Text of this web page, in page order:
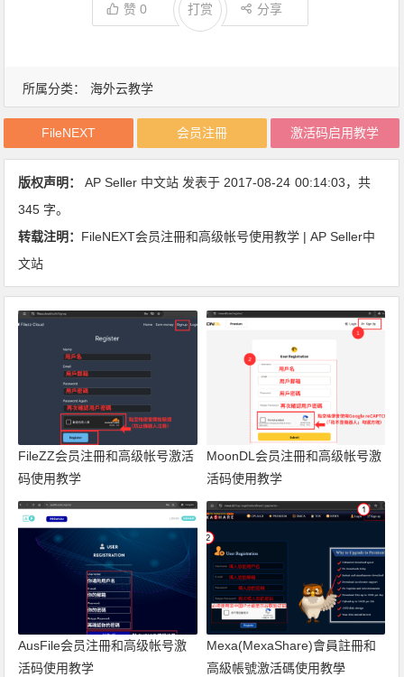
所属分类： 海外云教学
赞0 分享
打赏
FileNEXT 会员注冊 激活码启用教学
版权声明： AP Seller 中文站 发表于 2017-08-24 00:14:03，共
345 字。
转载注明： FileNEXT会员注冊和高级帐号使用教学 | AP Seller中
文站
FileZZ会员注冊和高级帐号激活
码使用教学
MoonDL会员注冊和高级帐号激
活码使用教学
AusFile会员注冊和高级帐号激
活码使用教学
Mexa(MexaShare)會員註冊和
高級帳號激活碼使用教學